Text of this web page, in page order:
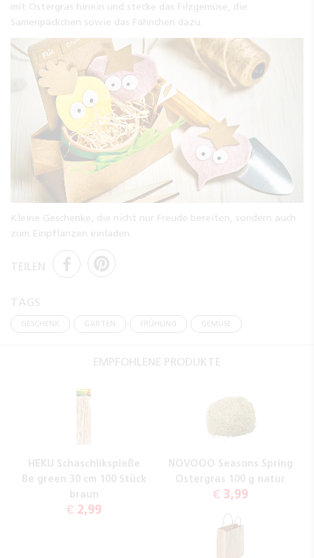
mit Ostergras hinein und stecke das Filzgemüse, die
Samenpäckchen sowie das Fähnchen dazu.
Kleine Geschenke, die nicht nur Freude bereiten, sondern auch
zum Einpflanzen einladen.
TEILEN
TAGS
GESCHENK GARTEN FRÜHLING GEMÜSE
EMPFOHLENE PRODUKTE
HEKU Schaschlikspieße
Be green 30 cm 100 Stück
braun
€ 2,99
NOVOOO Seasons Spring
Ostergras 100 g natur
€ 3,99